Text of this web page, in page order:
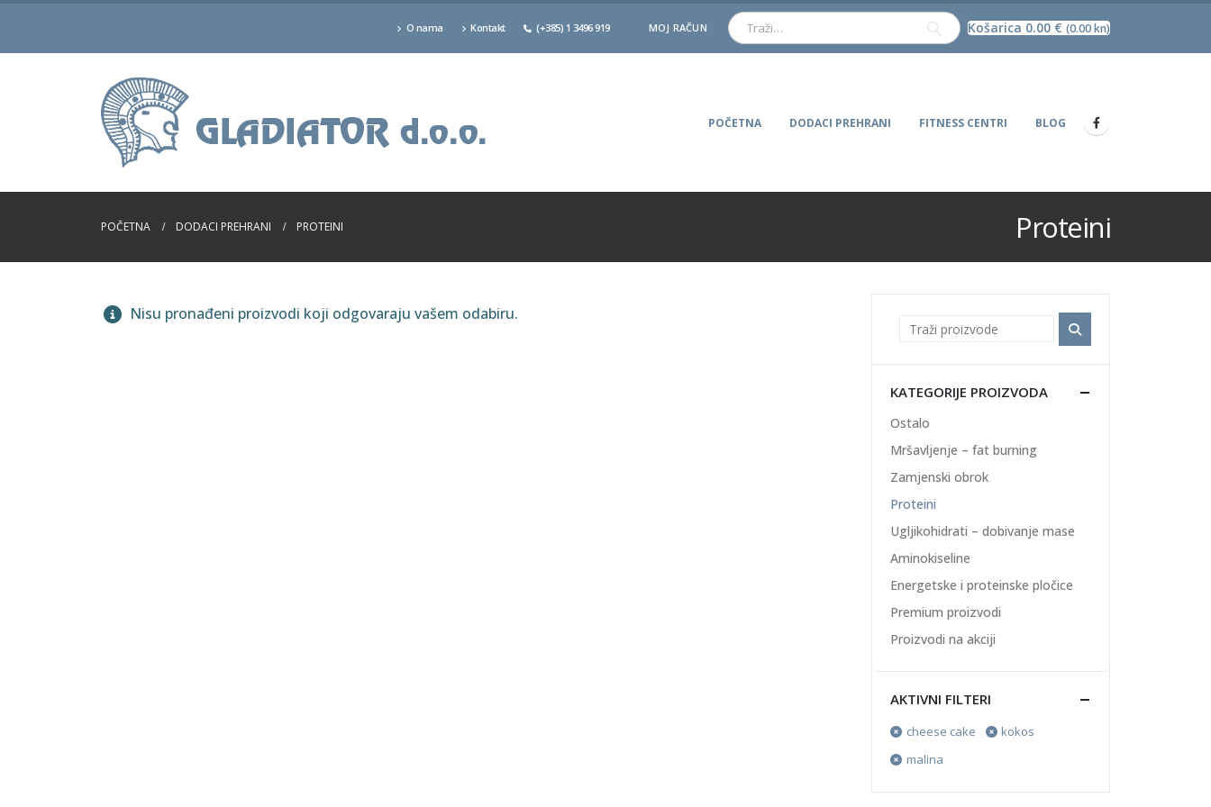
O nama Kontakt (+385) 1 3496 919 MOJ RAČUN Košarica 0.00 € (0.00 kn)
POČETNA DODACI PREHRANI FITNESS CENTRI BLOG
POČETNA DODACI PREHRANI PROTEINI Proteini
Nisu pronađeni proizvodi koji odgovaraju vašem odabiru.
KATEGORIJE PROIZVODA
Ostalo
Mršavljenje – fat burning
Zamjenski obrok
Proteini
Ugljikohidrati – dobivanje mase
Aminokiseline
Energetske i proteinske pločice
Premium proizvodi
Proizvodi na akciji
AKTIVNI FILTERI
cheese cake
kokos
malina